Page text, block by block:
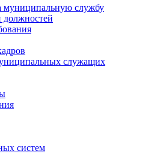
муниципальную службу
служащих
систем